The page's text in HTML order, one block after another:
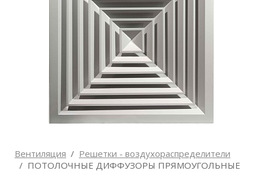
Вентиляция
Решетки - воздухораспределители
ПОТОЛОЧНЫЕ ДИФФУЗОРЫ ПРЯМОУГОЛЬНЫЕ